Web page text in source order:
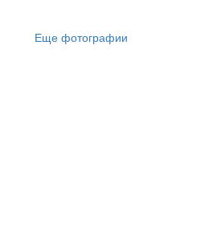
Еще фотографии